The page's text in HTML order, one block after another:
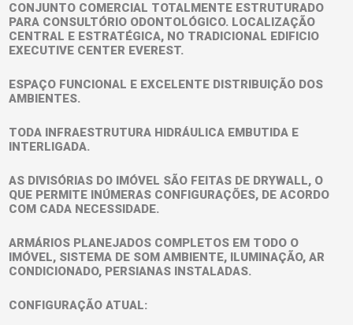
CONJUNTO COMERCIAL TOTALMENTE ESTRUTURADO
PARA CONSULTÓRIO ODONTOLÓGICO. LOCALIZAÇÃO
CENTRAL E ESTRATÉGICA, NO TRADICIONAL EDIFICIO
EXECUTIVE CENTER EVEREST.
ESPAÇO FUNCIONAL E EXCELENTE DISTRIBUIÇÃO DOS
AMBIENTES.
TODA INFRAESTRUTURA HIDRÁULICA EMBUTIDA E
INTERLIGADA.
AS DIVISÓRIAS DO IMÓVEL SÃO FEITAS DE DRYWALL, O
QUE PERMITE INÚMERAS CONFIGURAÇÕES, DE ACORDO
COM CADA NECESSIDADE.
ARMÁRIOS PLANEJADOS COMPLETOS EM TODO O
IMÓVEL, SISTEMA DE SOM AMBIENTE, ILUMINAÇÃO, AR
CONDICIONADO, PERSIANAS INSTALADAS.
CONFIGURAÇÃO ATUAL: